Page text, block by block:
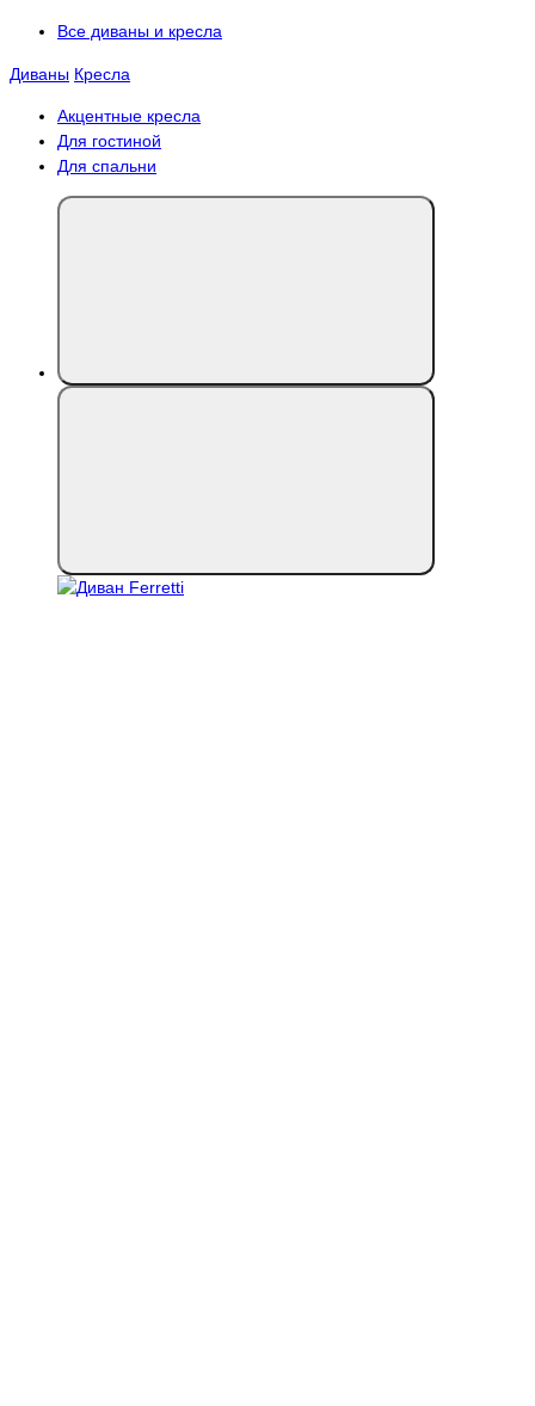
Все диваны и кресла
Диваны Кресла
Акцентные кресла
Для гостиной
Для спальни